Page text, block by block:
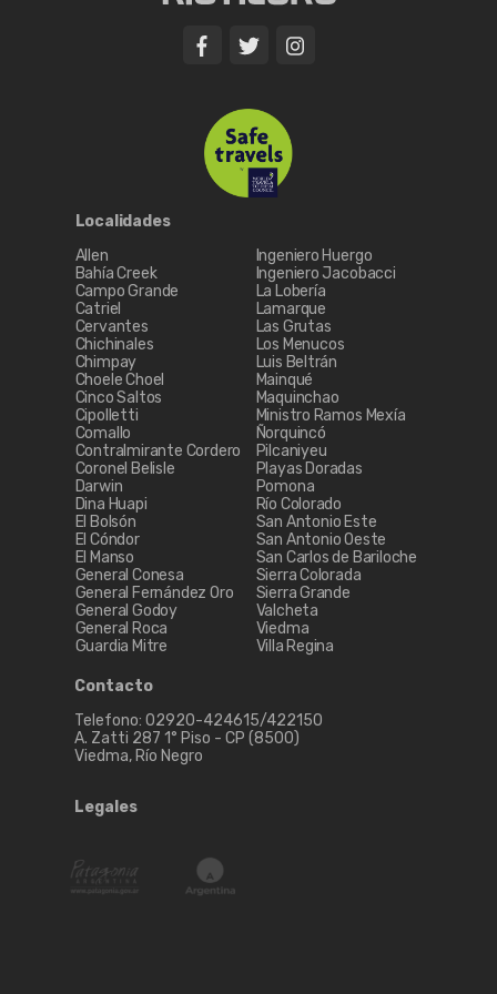
celebra la Fiesta Nacional del Curanto.
ámbito ideal para que los visitantes puedan conocernos y
disfrutar de nuestras riquezas, del fruto de nuestro trabajo y
Localidades
Allen
Bahía Creek
Campo Grande
Catriel
Cervantes
Chichinales
Chimpay
Choele Choel
Cinco Saltos
Cipolletti
Comallo
Contralmirante Cordero
Coronel Belisle
Darwin
Dina Huapi
El Bolsón
El Cóndor
El Manso
General Conesa
General Fernández Oro
General Godoy
General Roca
Guardia Mitre
Ingeniero Huergo
Ingeniero Jacobacci
La Lobería
Lamarque
Las Grutas
Los Menucos
Luis Beltrán
Mainqué
Maquinchao
Ministro Ramos Mexía
Ñorquincó
Pilcaniyeu
Playas Doradas
Pomona
Río Colorado
San Antonio Este
San Antonio Oeste
San Carlos de Bariloche
Sierra Colorada
Sierra Grande
Valcheta
Viedma
Villa Regina
Contacto
Telefono: 02920-424615/422150
A. Zatti 287 1° Piso - CP (8500)
Viedma, Río Negro
Legales